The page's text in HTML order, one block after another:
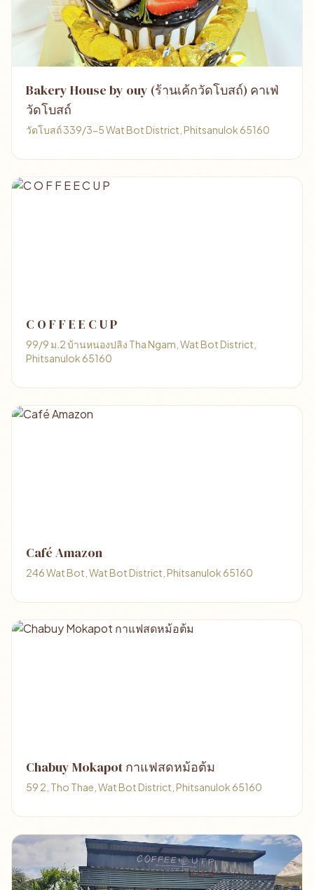
Bakery House by ouy (ร้านเค้กวัดโบสถ์) คาเฟ่
วัดโบสถ์
วัดโบสถ์ 339/3-5 Wat Bot District, Phitsanulok 65160
C O F F E E C U P
99/9 ม.2 บ้านหนองปลิง Tha Ngam, Wat Bot District,
Phitsanulok 65160
Café Amazon
246 Wat Bot, Wat Bot District, Phitsanulok 65160
Chabuy Mokapot กาแฟสดหม้อต้ม
59 2, Tho Thae, Wat Bot District, Phitsanulok 65160